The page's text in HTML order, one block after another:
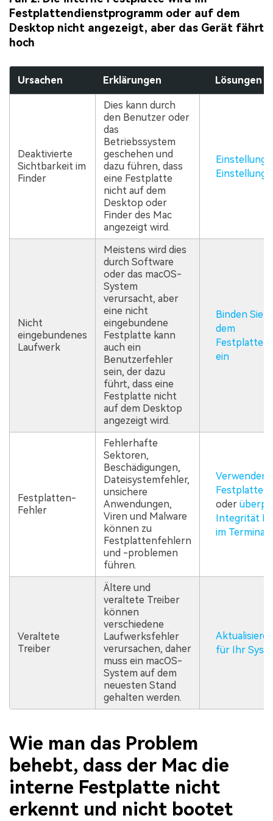
Festplattendienstprogramm oder auf dem
Desktop nicht angezeigt, aber das Gerät fährt
hoch
Ursachen Erklärungen Lösungen
Deaktivierte
Sichtbarkeit im
Finder
Dies kann durch
den Benutzer oder
das
Betriebssystem
geschehen und
dazu führen, dass
eine Festplatte
nicht auf dem
Desktop oder
Finder des Mac
angezeigt wird.
Nicht
eingebundenes
Laufwerk
Meistens wird dies
durch Software
oder das macOS-
System
verursacht, aber
eine nicht
eingebundene
Festplatte kann
auch ein
Benutzerfehler
sein, der dazu
führt, dass eine
Festplatte nicht
auf dem Desktop
angezeigt wird.
Binden Sie
dem
ein
Festplatten-
Fehler
Fehlerhafte
Sektoren,
Beschädigungen,
Dateisystemfehler,
unsichere
Anwendungen,
Viren und Malware
können zu
Festplattenfehlern
und -problemen
führen.
Verwenden
oder
Integrität
im Terminal
Veraltete
Treiber
Ältere und
veraltete Treiber
können
verschiedene
Laufwerksfehler
verursachen, daher
muss ein macOS-
System auf dem
neuesten Stand
gehalten werden.
für Ihr
Wie man das Problem
behebt, dass der Mac die
interne Festplatte nicht
erkennt und nicht bootet